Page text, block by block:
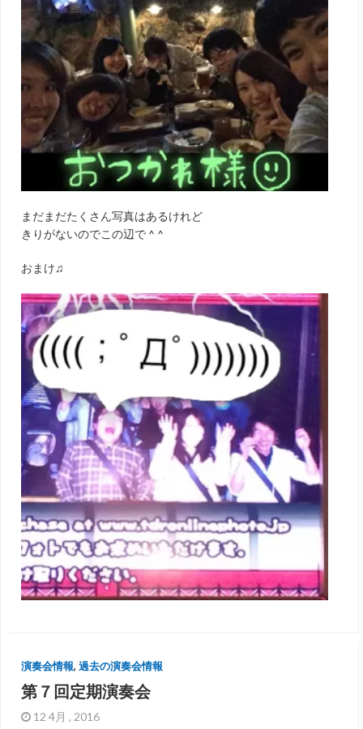
まだまだたくさん写真はあるけれど
きりがないのでこの辺で ^ ^
おまけ♫
演奏会情報, 過去の演奏会情報
第７回定期演奏会
12 4月 , 2016